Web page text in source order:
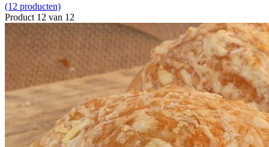
(12 producten)
Product 12 van 12